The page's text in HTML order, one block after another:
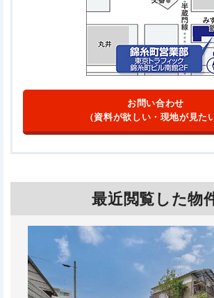
お問い合わせ
（資料が欲しい・現地が見た
最近閲覧した物